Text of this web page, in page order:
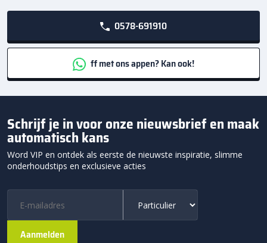
0578-691910
ff met ons appen? Kan ook!
Schrijf je in voor onze nieuwsbrief en maak
automatisch kans
Word VIP en ontdek als eerste de nieuwste inspiratie, slimme
onderhoudstips en exclusieve acties